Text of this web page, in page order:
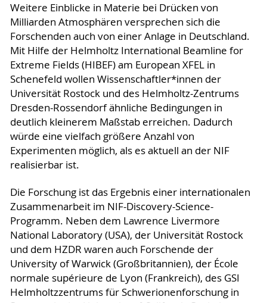
Weitere Einblicke in Materie bei Drücken von
Milliarden Atmosphären versprechen sich die
Forschenden auch von einer Anlage in Deutschland.
Mit Hilfe der Helmholtz International Beamline for
Extreme Fields (HIBEF) am European XFEL in
Schenefeld wollen Wissenschaftler*innen der
Universität Rostock und des Helmholtz-Zentrums
Dresden-Rossendorf ähnliche Bedingungen in
deutlich kleinerem Maßstab erreichen. Dadurch
würde eine vielfach größere Anzahl von
Experimenten möglich, als es aktuell an der NIF
realisierbar ist.
Die Forschung ist das Ergebnis einer internationalen
Zusammenarbeit im NIF-Discovery-Science-
Programm. Neben dem Lawrence Livermore
National Laboratory (USA), der Universität Rostock
und dem HZDR waren auch Forschende der
University of Warwick (Großbritannien), der École
normale supérieure de Lyon (Frankreich), des GSI
Helmholtzzentrums für Schwerionenforschung in